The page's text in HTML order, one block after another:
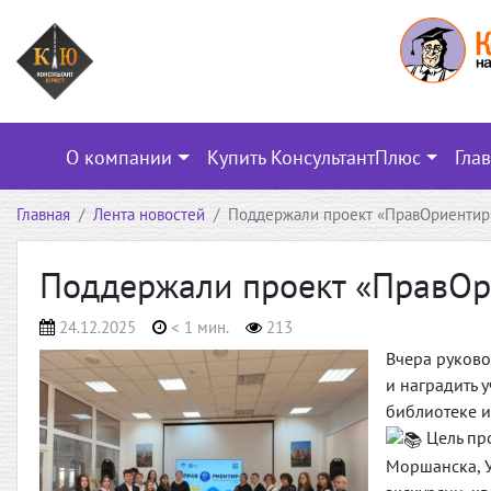
О компании Купить КонсультантПлюс
Главная Лента новостей Поддержали проект
Поддержали проект
24.12.2025 < 1 мин. 213
Вчера
и наградить
библиотеке
Цель
Моршанска,